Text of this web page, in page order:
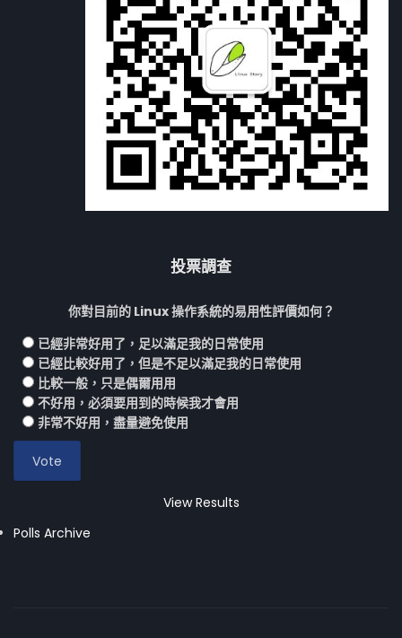
投票調查
你對目前的 Linux 操作系統的易用性評價如何？
已經非常好用了，足以滿足我的日常使用
已經比較好用了，但是不足以滿足我的日常使用
比較一般，只是偶爾用用
不好用，必須要用到的時候我才會用
非常不好用，盡量避免使用
View Results
Polls Archive